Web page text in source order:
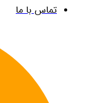
تماس با ما